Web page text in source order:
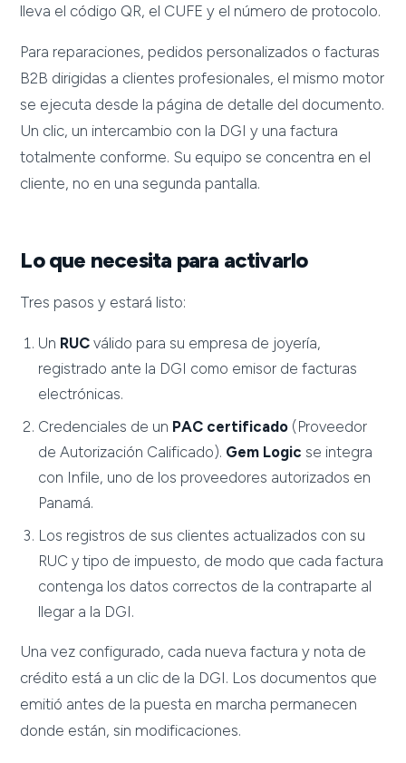
lleva el código QR, el CUFE y el número de protocolo.
Para reparaciones, pedidos personalizados o facturas
B2B dirigidas a clientes profesionales, el mismo motor
se ejecuta desde la página de detalle del documento.
Un clic, un intercambio con la DGI y una factura
totalmente conforme. Su equipo se concentra en el
cliente, no en una segunda pantalla.
Lo que necesita para activarlo
Tres pasos y estará listo:
Un RUC válido para su empresa de joyería,
registrado ante la DGI como emisor de facturas
electrónicas.
Credenciales de un PAC certificado (Proveedor
de Autorización Calificado). Gem Logic se integra
con Infile, uno de los proveedores autorizados en
Panamá.
Los registros de sus clientes actualizados con su
RUC y tipo de impuesto, de modo que cada factura
contenga los datos correctos de la contraparte al
llegar a la DGI.
Una vez configurado, cada nueva factura y nota de
crédito está a un clic de la DGI. Los documentos que
emitió antes de la puesta en marcha permanecen
donde están, sin modificaciones.